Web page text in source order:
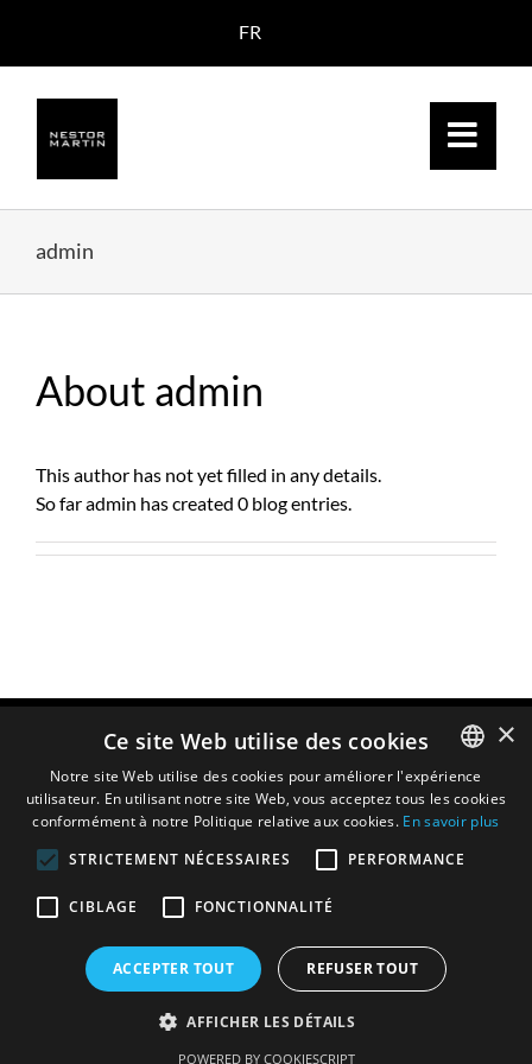
content
FR
admin
About admin
This author has not yet filled in any details.
So far admin has created 0 blog entries.
ENGLISH
SPANISH
×
Ce site Web utilise des cookies
Notre site Web utilise des cookies pour améliorer l'expérience
utilisateur. En utilisant notre site Web, vous acceptez tous les cookies
conformément à notre Politique relative aux cookies. En savoir plus
STRICTEMENT NÉCESSAIRES
PERFORMANCE
CIBLAGE FONCTIONNALITÉ
ACCEPTER TOUT REFUSER TOUT
AFFICHER LES DÉTAILS
POWERED BY COOKIESCRIPT